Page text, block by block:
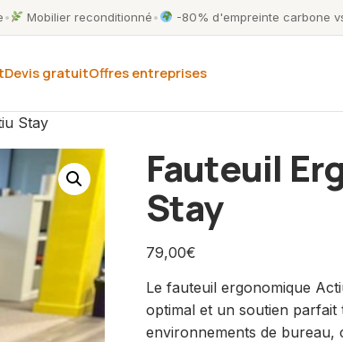
• Mobilier reconditionné• -80% d'empreinte carbone
Devis gratuitOffres entreprises
Stay
Fauteuil
Stay
79,00€
Le fauteuil ergonomique
optimal et un soutien
environnements de bureau,